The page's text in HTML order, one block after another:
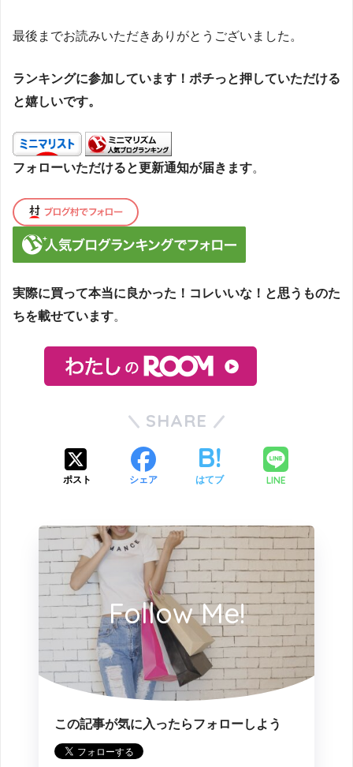
最後までお読みいただきありがとうございました。
ランキングに参加しています！ポチっと押していただける
と嬉しいです。
フォローいただけると更新通知が届きます。
実際に買って本当に良かった！コレいいな！と思うものた
ちを載せています。
SHARE
ポスト シェア はてブ LINE
Follow Me!
この記事が気に入ったらフォローしよう